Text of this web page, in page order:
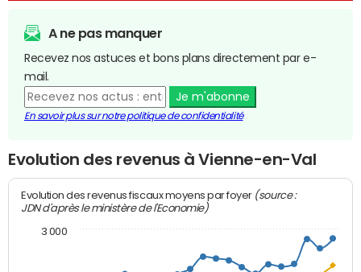
A ne pas manquer
Recevez nos astuces et bons plans directement par e-
mail.
Je m'abonne
En savoir plus sur notre politique de confidentialité
Evolution des revenus à Vienne-en-Val
Evolution des revenus fiscaux moyens par foyer (source :
JDN d'après le ministère de l'Economie)
3 000